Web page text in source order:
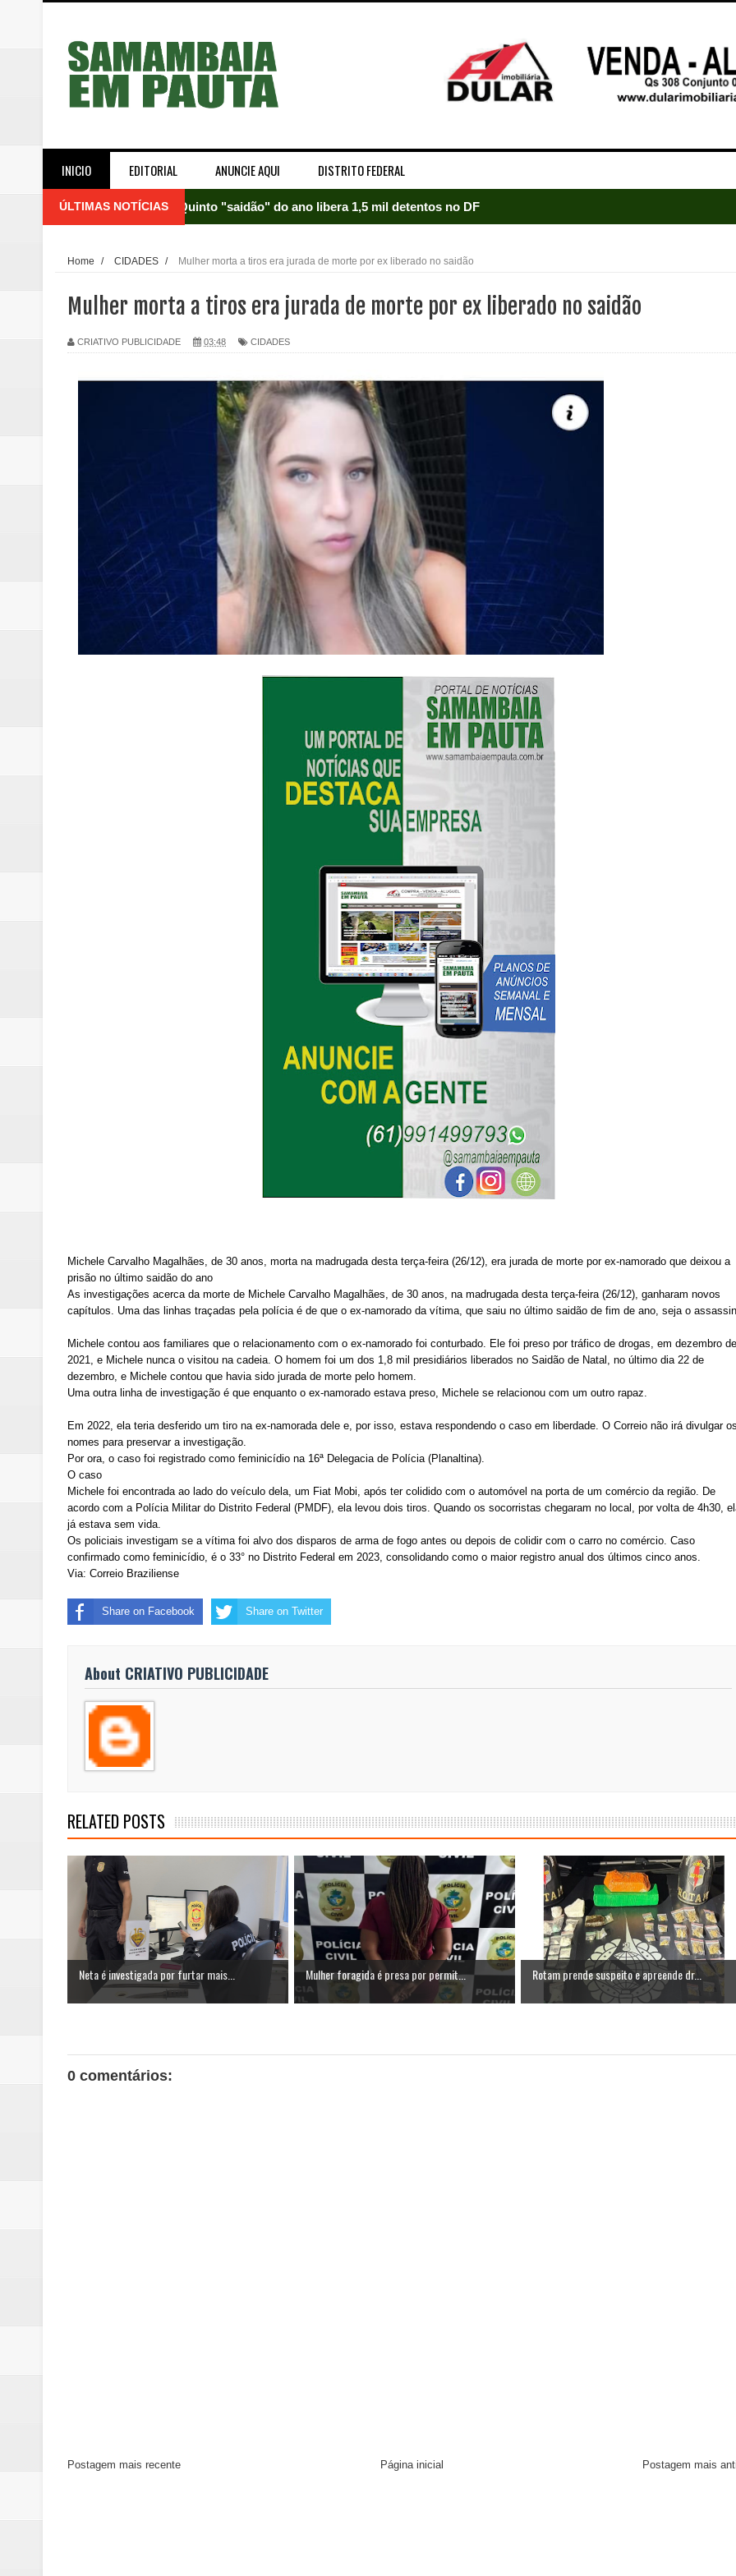
INICIO EDITORIAL ANUNCIE AQUI DISTRITO FEDERAL
ÚLTIMAS NOTÍCIAS Quinto "saidão" do ano libera 1,5 mil detentos no DF
Campanha para Transplante do Padre Lucas de Samambaia entra em mês decisivo com 72% da
Relatório apontou riscos no aterro sanitário de Samambaia meses antes de morte de trabalhador
Renata D'Aguiar intensifica ações sociais e cobrança por melhorias em Samambaia
Moradores encontram quase 50 escorpiões em boca de lobo em Samambaia
Homem é socorrido após ser vítima de agressão em Samambaia
Moradora de Samambaia tem prisão preventiva decretada pela Justiça
Claudeci Luart surge como uma nova força e esperança para os feirantes do DF
Samambaia inicia campanha para atualizar vacinação de crianças e adolescentes
Morador de Samambaia morre após sofrer mal súbito
PL e Flávio Bolsonaro oficializam candidatura de Hamilton Tatu por Samambaia, Recanto das
Renata D´Aguiar destaca potencial da pecuária para fortalecer a economia do Distrito Federal
Trabalhador morre após ser atingido por trator em aterro de Samambaia
Laboratório de Vertentes Psy promove formação gratuita em Psytrance em Samambaia
PMDF resgata aves silvestres e autua cinco pessoas por crime ambiental em Samambaia
Claudeci Luart oficializará candidatura à CLDF na sede da Democracia Cristã nesta sexta-feira
TJDFT promoverá Dia da Inclusão Digital em Samambaia
Celina Leão abre 8,4 pontos sobre Arruda e lidera disputa pelo GDF
Home / CIDADES / Mulher morta a tiros era jurada de morte por ex liberado no saidão
Mulher morta a tiros era jurada de morte por ex liberado no saidão
CRIATIVO PUBLICIDADE 03:48 CIDADES
Michele Carvalho Magalhães, de 30 anos, morta na madrugada desta terça-feira (26/12), era jurada de morte por ex-namorado que deixou a
prisão no último saidão do ano
As investigações acerca da morte de Michele Carvalho Magalhães, de 30 anos, na madrugada desta terça-feira (26/12), ganharam novos
capítulos. Uma das linhas traçadas pela polícia é de que o ex-namorado da vítima, que saiu no último saidão de fim de ano, seja o
Michele contou aos familiares que o relacionamento com o ex-namorado foi conturbado. Ele foi preso por tráfico de drogas, em dezembro de
2021, e Michele nunca o visitou na cadeia. O homem foi um dos 1,8 mil presidiários liberados no Saidão de Natal, no último dia 22 de
dezembro, e Michele contou que havia sido jurada de morte pelo homem.
Uma outra linha de investigação é que enquanto o ex-namorado estava preso, Michele se relacionou com um outro rapaz.
Em 2022, ela teria desferido um tiro na ex-namorada dele e, por isso, estava respondendo o caso em liberdade. O Correio não irá divulgar
nomes para preservar a investigação.
Por ora, o caso foi registrado como feminicídio na 16ª Delegacia de Polícia (Planaltina).
O caso
Michele foi encontrada ao lado do veículo dela, um Fiat Mobi, após ter colidido com o automóvel na porta de um comércio da região. De
acordo com a Polícia Militar do Distrito Federal (PMDF), ela levou dois tiros. Quando os socorristas chegaram no local, por volta de 4h30,
já estava sem vida.
Os policiais investigam se a vítima foi alvo dos disparos de arma de fogo antes ou depois de colidir com o carro no comércio. Caso
confirmado como feminicídio, é o 33° no Distrito Federal em 2023, consolidando como o maior registro anual dos últimos cinco anos.
Via: Correio Braziliense
Share on Facebook Share on Twitter
About CRIATIVO PUBLICIDADE
RELATED POSTS
Neta é investigada por furtar mais... Mulher foragida é presa por permit... Rotam prende suspeito e apreende dr...
0 comentários:
Postagem mais recente Postagem mais
Página inicial